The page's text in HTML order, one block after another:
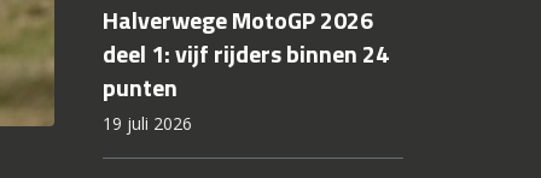
Halverwege MotoGP 2026
deel 1: vijf rijders binnen 24
punten
19 juli 2026